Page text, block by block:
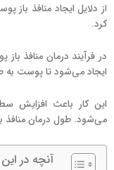
از دلایل ایجاد منافذ باز
کرد.
در فرآیند درمان منافذ
ایجاد می‌شود تا پوست به
این کار باعث
می‌شود. طول درمان منافذ باز پوست
آنچه در